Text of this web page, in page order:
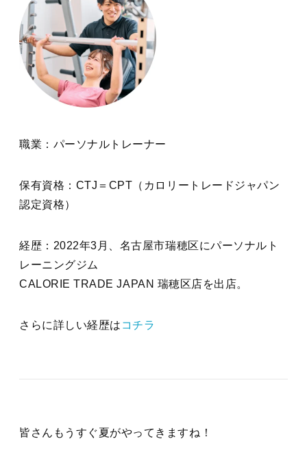
職業：パーソナルトレーナー
保有資格：CTJ＝CPT（カロリートレードジャパン
認定資格）
経歴：2022年3月、名古屋市瑞穂区にパーソナルト
レーニングジム
CALORIE TRADE JAPAN 瑞穂区店を出店。
さらに詳しい経歴は コチラ
皆さんもうすぐ夏がやってきますね！